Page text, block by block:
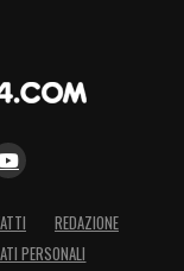
REDAZIONE
PERSONALI